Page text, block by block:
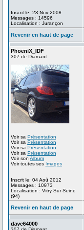
Inscrit le: 23 Nov 2008
Messages : 14596
Localisation : Jurançon
Revenir en haut de page
PhoeniX_IDF
307 de Diamant
Voir sa Présentation
Voir sa Présentation
Voir sa Présentation
Voir sa Présentation
Voir son Album
Voir toutes ses Images
Inscrit le: 04 Aoû 2012
Messages : 10973
Localisation : Vitry Sur Seine
(94)
Revenir en haut de page
dave64000